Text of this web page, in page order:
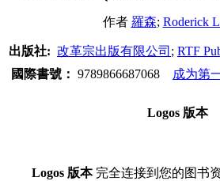
作者 羅森; Roderick
出版社: 改革宗出版有限公司 ; RTF
國際書號： 9789866687068 成为第
Logos 版本
Logos 版本完全连接到您的图书